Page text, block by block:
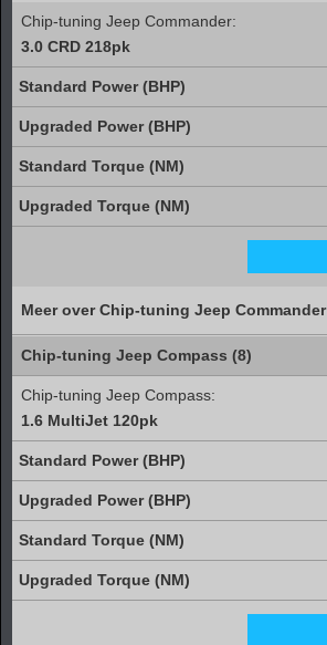
Chip-tuning Jeep Commander:
3.0 CRD 218pk
Meer over Chip-tuning Jeep Commander
Chip-tuning Jeep Compass (8)
Chip-tuning Jeep Compass:
1.6 MultiJet 120pk